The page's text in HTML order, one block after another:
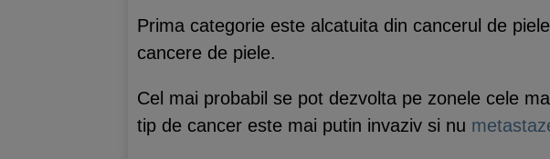
Prima categorie este alcatuita din cancerul de
cancere de piele.
Cel mai probabil se pot dezvolta pe zonele cele
tip de cancer este mai putin invaziv si nu